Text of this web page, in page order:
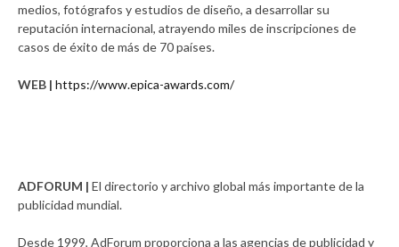
medios, fotógrafos y estudios de diseño, a desarrollar su
reputación internacional, atrayendo miles de inscripciones de
casos de éxito de más de 70 países.
WEB | https://www.epica-awards.com/
ADFORUM | El directorio y archivo global más importante de la
publicidad mundial.
Desde 1999, AdForum proporciona a las agencias de publicidad y